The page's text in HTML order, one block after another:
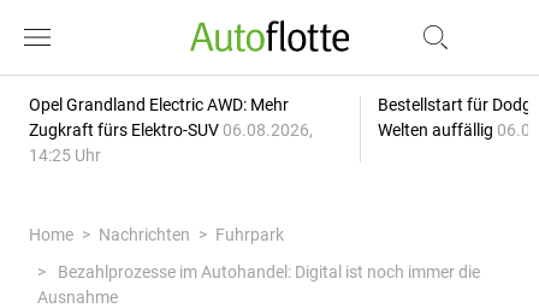
Opel Grandland Electric AWD: Mehr
Zugkraft fürs Elektro-SUV 06.08.2026,
14:25 Uhr
Bestellstart für
Welten auffällig
Home Nachrichten
Fuhrpark
Bezahlprozesse im Autohandel: Digital ist noch immer die
Ausnahme